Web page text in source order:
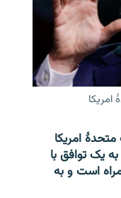
امریکا
یک توافق با
است و به